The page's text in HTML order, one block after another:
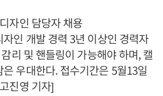
자인 담당자 채용
인 개발 경력 3년 이상인 경력자
리 및 핸들링이 가능해야 하며, 캘
우대한다. 접수기간은 5월13일
진영 기자]